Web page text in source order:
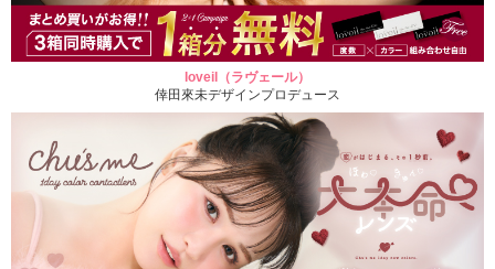
loveil（ラヴェール）
倖田來未デザインプロデュース